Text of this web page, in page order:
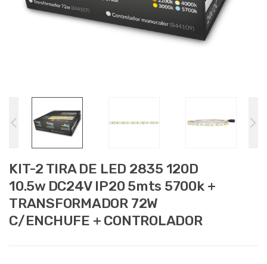
KIT-2 TIRA DE LED 2835 120D
10.5w DC24V IP20 5mts 5700k +
TRANSFORMADOR 72W
C/ENCHUFE + CONTROLADOR